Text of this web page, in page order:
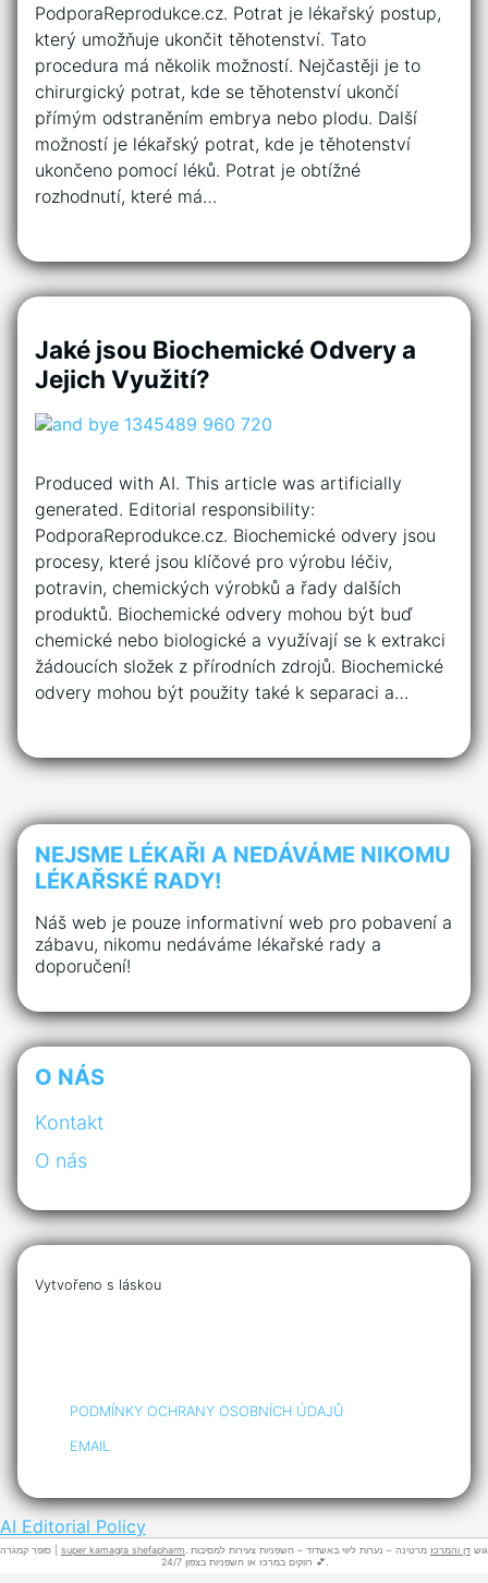
PodporaReprodukce.cz. Potrat je lékařský postup,
který umožňuje ukončit těhotenství. Tato
procedura má několik možností. Nejčastěji je to
chirurgický potrat, kde se těhotenství ukončí
přímým odstraněním embrya nebo plodu. Další
možností je lékařský potrat, kde je těhotenství
ukončeno pomocí léků. Potrat je obtížné
rozhodnutí, které má…
Jaké jsou Biochemické Odvery a
Jejich Využití?
Produced with AI. This article was artificially
generated. Editorial responsibility:
PodporaReprodukce.cz. Biochemické odvery jsou
procesy, které jsou klíčové pro výrobu léčiv,
potravin, chemických výrobků a řady dalších
produktů. Biochemické odvery mohou být buď
chemické nebo biologické a využívají se k extrakci
žádoucích složek z přírodních zdrojů. Biochemické
odvery mohou být použity také k separaci a…
NEJSME LÉKAŘI A NEDÁVÁME NIKOMU
LÉKAŘSKÉ RADY!
Náš web je pouze informativní web pro pobavení a
zábavu, nikomu nedáváme lékařské rady a
doporučení!
O NÁS
Kontakt
O nás
Vytvořeno s láskou
PODMÍNKY OCHRANY OSOBNÍCH ÚDAJŮ
EMAIL
AI Editorial Policy
super kamagra shefapharm . גוש דן והמרכז מרטינה – נערות ליווי באשדוד – חשפניות צעירות למסיבות
רווקים במרכז או חשפניות בצפון 24/7 💕.